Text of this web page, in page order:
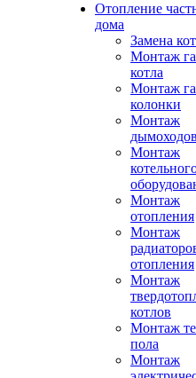
Отопление
дома
Замена
Монтаж
котла
Монтаж
колонки
Монтаж
Монтаж
Монтаж
отопления
Монтаж
отопления
Монтаж
котлов
Монтаж
пола
Монтаж